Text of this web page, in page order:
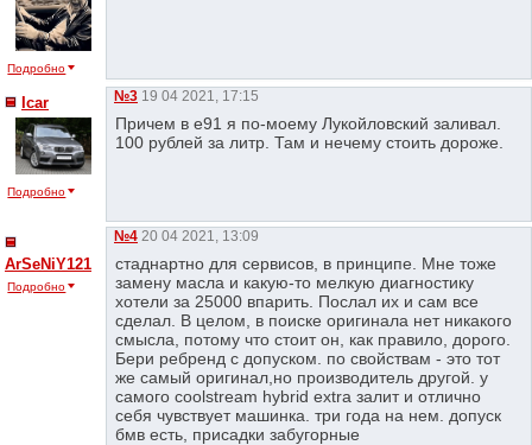
Подробно
Icar
Подробно
№3 19 04 2021, 17:15
Причем в е91 я по-моему Лукойловский заливал.
100 рублей за литр. Там и нечему стоить дороже.
ArSeNiY121
Подробно
№4 20 04 2021, 13:09
стаднартно для сервисов, в принципе. Мне тоже
замену масла и какую-то мелкую диагностику
хотели за 25000 впарить. Послал их и сам все
сделал. В целом, в поиске оригинала нет никакого
смысла, потому что стоит он, как правило, дорого.
Бери ребренд с допуском. по свойствам - это тот
же самый оригинал,но производитель другой. у
самого coolstream hybrid extra залит и отлично
себя чувствует машинка. три года на нем. допуск
бмв есть, присадки забугорные